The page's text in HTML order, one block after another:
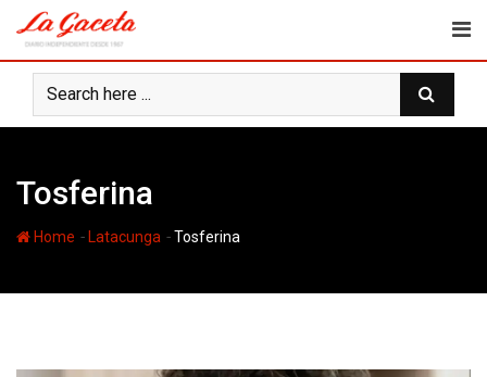
content
Tosferina
Home - Latacunga -Tosferina